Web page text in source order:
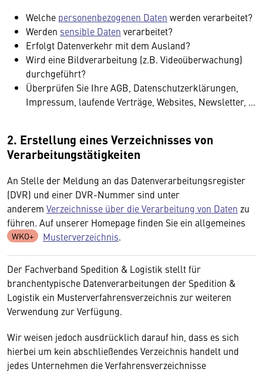
Welche personenbezogenen Daten werden verarbeitet?
Werden sensible Daten verarbeitet?
Erfolgt Datenverkehr mit dem Ausland?
Wird eine Bildverarbeitung (z.B. Videoüberwachung)
durchgeführt?
Überprüfen Sie Ihre AGB, Datenschutzerklärungen,
Impressum, laufende Verträge, Websites, Newsletter, …
2. Erstellung eines Verzeichnisses von
Verarbeitungstätigkeiten
An Stelle der Meldung an das Datenverarbeitungsregister
(DVR) und einer DVR-Nummer sind unter
anderem Verzeichnisse über die Verarbeitung von Daten zu
führen. Auf unserer Homepage finden Sie ein allgemeines
Musterverzeichnis.
Der Fachverband Spedition & Logistik stellt für
branchentypische Datenverarbeitungen der Spedition &
Logistik ein Musterverfahrensverzeichnis zur weiteren
Verwendung zur Verfügung.
Wir weisen jedoch ausdrücklich darauf hin, dass es sich
hierbei um kein abschließendes Verzeichnis handelt und
jedes Unternehmen die Verfahrensverzeichnisse